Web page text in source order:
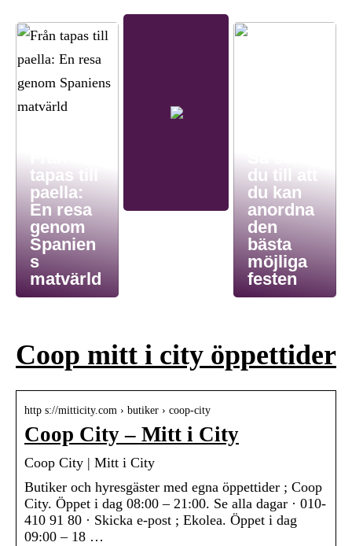
tapas till
paella:
En resa
genom
Spanien
s
matvärld
du till att
du kan
anordna
den
bästa
möjliga
festen
Coop mitt i city öppettider
http s://mitticity.com › butiker › coop-city
Coop City – Mitt i City
Coop City | Mitt i City
Butiker och hyresgäster med egna öppettider ; Coop
City. Öppet i dag 08:00 – 21:00. Se alla dagar · 010-
410 91 80 · Skicka e-post ; Ekolea. Öppet i dag
09:00 – 18 …